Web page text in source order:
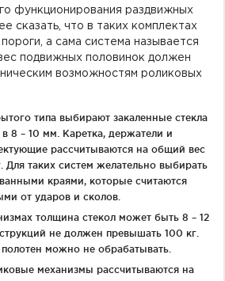
функционирования раздвижных
сказать, что в таких комплектах
а сама система называется
подвижных половинок должен
возможностям роликовых
типа выбирают закаленные стекла
8 – 10 мм. Каретка, держатели и
рассчитываются на общий вес
Для таких систем желательно выбирать
краями, которые считаются
от ударов и сколов.
толщина стекол может быть 8 – 12
не должен превышать 100 кг.
можно не обрабатывать.
механизмы рассчитываются на